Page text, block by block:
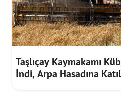
Taşlıçay Kaymakamı
İndi, Arpa Hasadına